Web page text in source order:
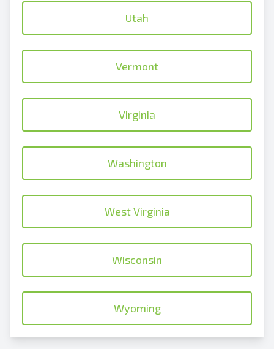
Utah
Vermont
Virginia
Washington
West Virginia
Wisconsin
Wyoming